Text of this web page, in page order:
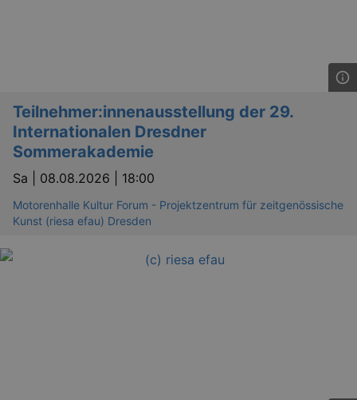
Teilnehmer:innenausstellung der 29.
Internationalen Dresdner
Sommerakademie
Sa | 08.08.2026 | 18:00
Motorenhalle Kultur Forum - Projektzentrum für zeitgenössische
Kunst (riesa efau) Dresden